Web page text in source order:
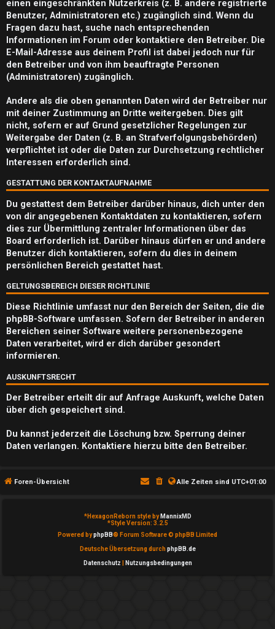
e
n
S
u
c
h
e
F
A
Q
einen eingeschränkten Nutzerkreis (z. B. andere registrierte
Benutzer, Administratoren etc.) zugänglich sind. Wenn du
Fragen dazu hast, suche nach entsprechenden
Informationen im Forum oder kontaktiere den Betreiber. Die
E-Mail-Adresse aus deinem Profil ist dabei jedoch nur für
den Betreiber und von ihm beauftragte Personen
(Administratoren) zugänglich.
Andere als die oben genannten Daten wird der Betreiber nur
mit deiner Zustimmung an Dritte weitergeben. Dies gilt
nicht, sofern er auf Grund gesetzlicher Regelungen zur
Weitergabe der Daten (z. B. an Strafverfolgungsbehörden)
verpflichtet ist oder die Daten zur Durchsetzung rechtlicher
Interessen erforderlich sind.
GESTATTUNG DER KONTAKTAUFNAHME
Du gestattest dem Betreiber darüber hinaus, dich unter den
von dir angegebenen Kontaktdaten zu kontaktieren, sofern
dies zur Übermittlung zentraler Informationen über das
Board erforderlich ist. Darüber hinaus dürfen er und andere
Benutzer dich kontaktieren, sofern du dies in deinem
persönlichen Bereich gestattet hast.
GELTUNGSBEREICH DIESER RICHTLINIE
Diese Richtlinie umfasst nur den Bereich der Seiten, die die
phpBB-Software umfassen. Sofern der Betreiber in anderen
Bereichen seiner Software weitere personenbezogene
Daten verarbeitet, wird er dich darüber gesondert
informieren.
AUSKUNFTSRECHT
Der Betreiber erteilt dir auf Anfrage Auskunft, welche Daten
über dich gespeichert sind.
Du kannst jederzeit die Löschung bzw. Sperrung deiner
Daten verlangen. Kontaktiere hierzu bitte den Betreiber.
Foren-Übersicht Alle Zeiten sind UTC+01:00
*HexagonReborn style by MannixMD
*Style Version: 3.2.5
Powered byphpBB® Forum Software © phpBB Limited
Deutsche Übersetzung durch phpBB.de
Datenschutz Nutzungsbedingungen